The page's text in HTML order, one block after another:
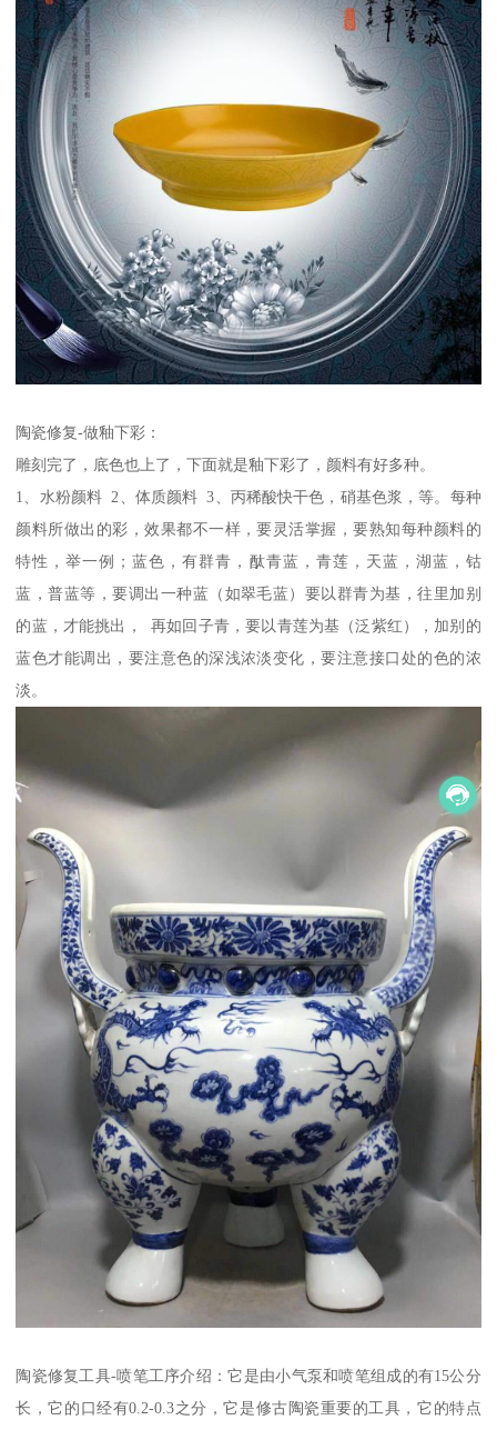
陶瓷修复-做釉下彩：
雕刻完了，底色也上了，下面就是釉下彩了，颜料有好多种。
1、水粉颜料 2、体质颜料 3、丙稀酸快干色，硝基色浆，等。每种
颜料所做出的彩，效果都不一样，要灵活掌握，要熟知每种颜料的
特性，举一例；蓝色，有群青，酞青蓝，青莲，天蓝，湖蓝，钴
蓝，普蓝等，要调出一种蓝（如翠毛蓝）要以群青为基，往里加别
的蓝，才能挑出， 再如回子青，要以青莲为基（泛紫红），加别的
蓝色才能调出，要注意色的深浅浓淡变化，要注意接口处的色的浓
淡。
陶瓷修复工具-喷笔工序介绍：它是由小气泵和喷笔组成的有15公分
长，它的口经有0.2-0.3之分，它是修古陶瓷重要的工具，它的特点